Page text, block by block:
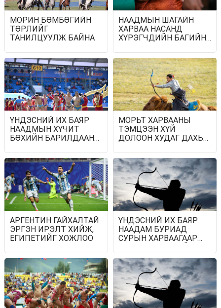
МОРИН БӨМБӨГИЙН
ТӨРЛИЙГ
ТАНИЛЦУУЛЖ БАЙНА
НААДМЫН ШАГАЙН
ХАРВАА НАСАНД
ХҮРЭГЧДИЙН БАГИЙН
ҮРГЭЛЖИЛЖ БАЙНА
ҮНДЭСНИЙ ИХ БАЯР
НААДМЫН ХҮЧИТ
БӨХИЙН БАРИЛДААН
МОРЬТ ХАРВААНЫ
ТЭМЦЭЭН ХҮЙ
ДОЛООН ХУДАГ ДАХЬ
ТАЛБАЙД БОЛНО
АРГЕНТИН ГАЙХАЛТАЙ
ЭРГЭН ИРЭЛТ ХИЙЖ,
ЕГИПЕТИЙГ ХОЖЛОО
ҮНДЭСНИЙ ИХ БАЯР
НААДАМ БУРИАД
СУРЫН ХАРВААГААР